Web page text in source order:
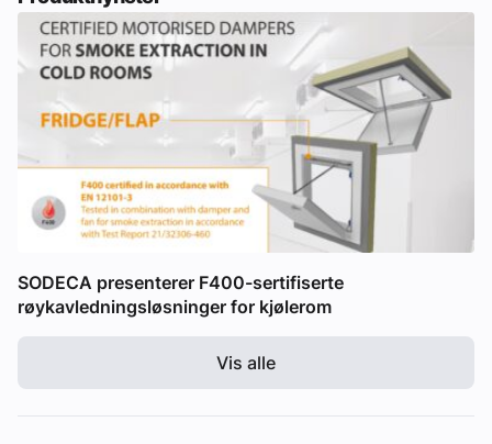
SODECA presenterer F400-sertifiserte
røykavledningsløsninger for kjølerom
Vis alle